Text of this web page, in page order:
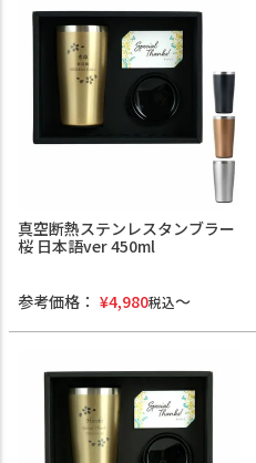
真空断熱ステンレスタンブラー
桜 日本語ver 450ml
参考価格： ¥4,980税込